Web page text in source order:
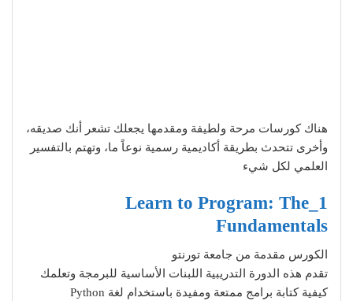
هناك كورسات مرحة ولطيفة ومقدمها يجعلك تشعر أنك صديقه،
وأخرى تتحدث بطريقة أكاديمية رسمية نوعاً ما، وتهتم بالتفسير
العلمي لكل شيء
1_Learn to Program: The
Fundamentals
الكورس مقدمة من جامعة تورنتو
تقدم هذه الدورة التدريبية اللبنات الأساسية للبرمجة وتعلمك
كيفية كتابة برامج ممتعة ومفيدة باستخدام لغة Python